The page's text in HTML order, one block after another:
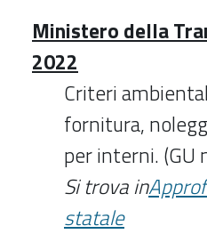
Ministero della
2022
Criteri
fornitura,
per interni.
Si trova in
statale